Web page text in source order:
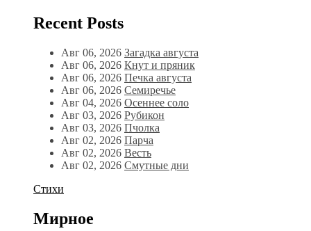
Recent Posts
Авг 06, 2026 Загадка августа
Авг 06, 2026 Кнут и пряник
Авг 06, 2026 Печка августа
Авг 06, 2026 Семиречье
Авг 04, 2026 Осеннее соло
Авг 03, 2026 Рубикон
Авг 03, 2026 Пчолка
Авг 02, 2026 Парча
Авг 02, 2026 Весть
Авг 02, 2026 Смутные дни
Стихи
Мирное